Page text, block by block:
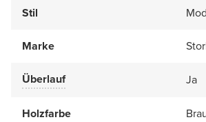
Stil
Marke
Überlauf Ja
Holzfarbe